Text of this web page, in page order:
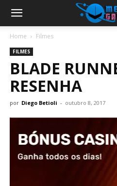
Home Filmes
FILMES
BLADE
RESENHA
por Diego Betioli - outubro 8, 2017